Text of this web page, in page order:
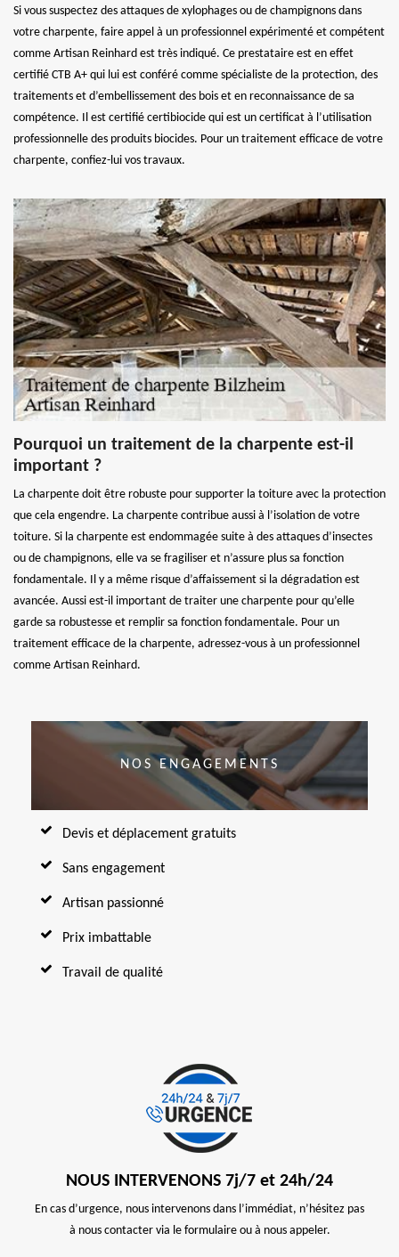
Si vous suspectez des attaques de xylophages ou de champignons dans
votre charpente, faire appel à un professionnel expérimenté et compétent
comme Artisan Reinhard est très indiqué. Ce prestataire est en effet
certifié CTB A+ qui lui est conféré comme spécialiste de la protection, des
traitements et d’embellissement des bois et en reconnaissance de sa
compétence. Il est certifié certibiocide qui est un certificat à l’utilisation
professionnelle des produits biocides. Pour un traitement efficace de votre
charpente, confiez-lui vos travaux.
Pourquoi un traitement de la charpente est-il
important ?
La charpente doit être robuste pour supporter la toiture avec la protection
que cela engendre. La charpente contribue aussi à l’isolation de votre
toiture. Si la charpente est endommagée suite à des attaques d’insectes
ou de champignons, elle va se fragiliser et n’assure plus sa fonction
fondamentale. Il y a même risque d’affaissement si la dégradation est
avancée. Aussi est-il important de traiter une charpente pour qu’elle
garde sa robustesse et remplir sa fonction fondamentale. Pour un
traitement efficace de la charpente, adressez-vous à un professionnel
comme Artisan Reinhard.
NOS ENGAGEMENTS
Devis et déplacement gratuits
Sans engagement
Artisan passionné
Prix imbattable
Travail de qualité
NOUS INTERVENONS 7j/7 et 24h/24
En cas d’urgence, nous intervenons dans l’immédiat, n’hésitez pas
à nous contacter via le formulaire ou à nous appeler.